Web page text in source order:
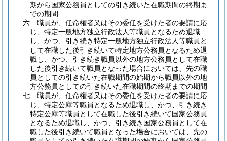
期から国家公務員としての引き続いた在職期間の終期ま
での期間
六
職員が、任命権者又はその委任を受けた者の要請に応
じ、特定一般地方独立行政法人等職員となるため退職
し、かつ、引き続き特定一般地方独立行政法人等職員と
して在職した後引き続いて特定地方公務員となるため退
職し、かつ、引き続き職員以外の地方公務員として在職
した後引き続いて職員となった場合においては、先の職
員としての引き続いた在職期間の始期から職員以外の地
方公務員としての引き続いた在職期間の終期までの期間
七
職員が、任命権者又はその委任を受けた者の要請に応
じ、特定公庫等職員となるため退職し、かつ、引き続き
特定公庫等職員として在職した後引き続いて国家公務員
となるため退職し、かつ、引き続き国家公務員として在
職した後引き続いて職員となった場合においては、先の